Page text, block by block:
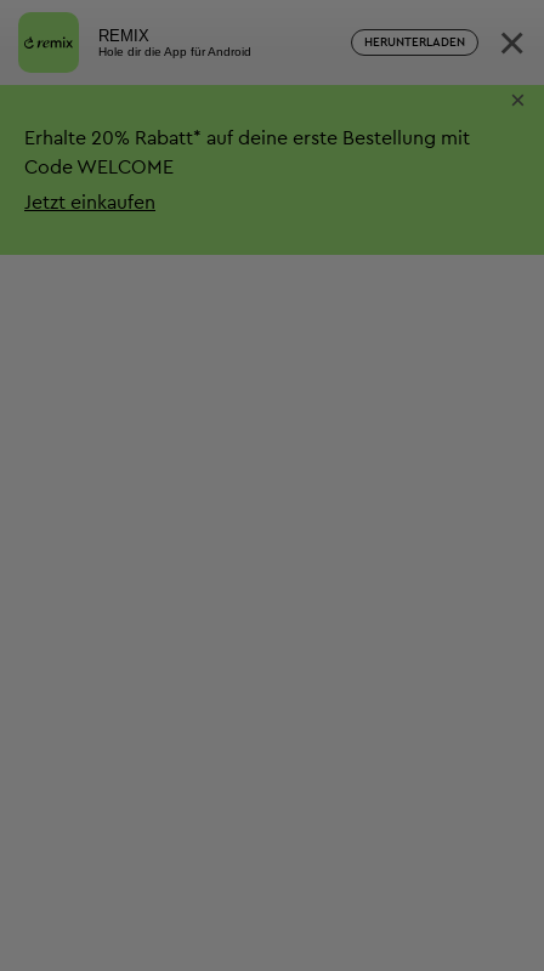
REMIX
Hole dir die App für Android
HERUNTERLADEN ×
Erhalte 20% Rabatt* auf deine erste Bestellung mit
Code WELCOME
Jetzt einkaufen
×